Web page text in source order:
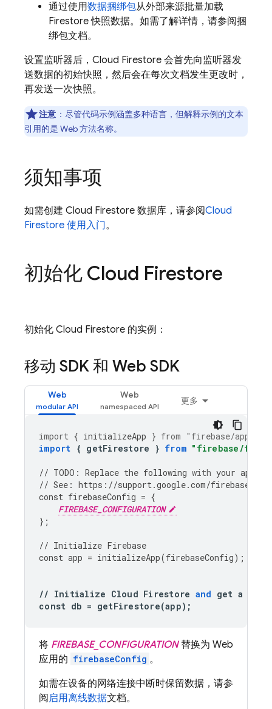
通过使用数据捆绑包从外部来源批量加载
Firestore 快照数据。如需了解详情，请参阅捆
绑包文档。
设置监听器后， Cloud Firestore 会首先向监听器发
送数据的初始快照，然后会在每次文档发生更改时，
再发送一次快照。
注意 ： 尽管代码示例涵盖多种语言，但解释示例的文本
引用的是 Web 方法名称。
须知事项
如需创建 Cloud Firestore 数据库，请参阅Cloud
Firestore 使用入门。
初始化 Cloud Firestore
初始化 Cloud Firestore 的实例：
移动 SDK 和 Web SDK
Web Web
更多
import { initializeApp } from "firebase/app"
import { getFirestore } from "firebase/
// TODO : Replace the following with your app
// See : https : //support.google.com/firebase
const firebaseConfig = {
FIREBASE_CONFIGURATION
};
// Initialize Firebase
const app = initializeApp(firebaseConfig);
// Initialize Cloud Firestore and get a
const db = getFirestore(app);
将 FIREBASE_CONFIGURATION替换为 Web
应用的 firebaseConfig 。
如需在设备的网络连接中断时保留数据，请参
阅启用离线数据文档。